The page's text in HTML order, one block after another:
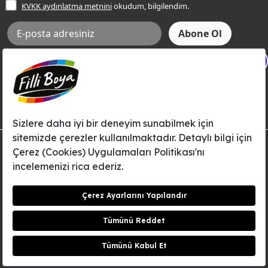
Bilgi Toplumu Hizmetleri
İnternet Sitesi Kullanım Koşulları
KVKK Talep Formu
KVKK Aydınlatma Metni
KVKK aydınlatma metniniokudum, bilgilendim.
Aksi tarafımca bildirilene dek, Betek Boya ve Kimya Sanayi A.Ş.'nin
Filli Boya dahil tüm markaları ile ilgili kampanya, duyuru, hizmetler ve
tanıtım faaliyetleri vb. ile ilgili olarak e-posta yoluyla şahsıma
© Filli Boya 2026. Tüm Hakları Saklıdır.